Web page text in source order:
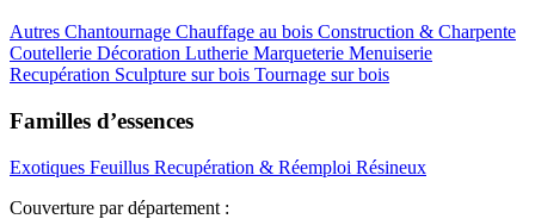
Autres Chantournage Chauffage au bois Construction & Charpente
Coutellerie Décoration Lutherie Marqueterie Menuiserie
Recupération Sculpture sur bois Tournage sur bois
Familles d’essences
Exotiques Feuillus Recupération & Réemploi Résineux
Couverture par département :